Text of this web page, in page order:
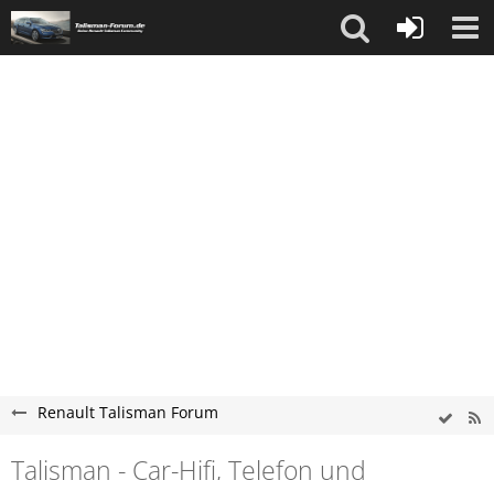
Renault Talisman Forum
Talisman - Car-Hifi, Telefon und